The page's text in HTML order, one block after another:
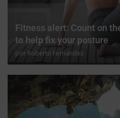
Fitness alert: Count on
to help fix your posture
por Roberto Fernandes